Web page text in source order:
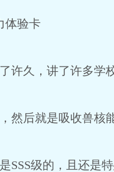
体验卡
许久，讲了许多学
然后就是吸收兽核
SSS级的，且还是